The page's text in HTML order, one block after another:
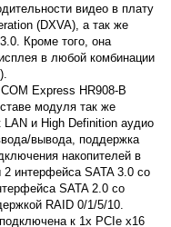
видео в плату
(DXVA), а так же
Кроме того, она
в любой комбинации
Express HR908-B
модуля так же
и High Definition аудио
вывода, поддержка
накопителей в
интерфейса SATA 3.0 со
SATA 2.0 со
RAID 0/1/5/10.
к 1х PCIe x16